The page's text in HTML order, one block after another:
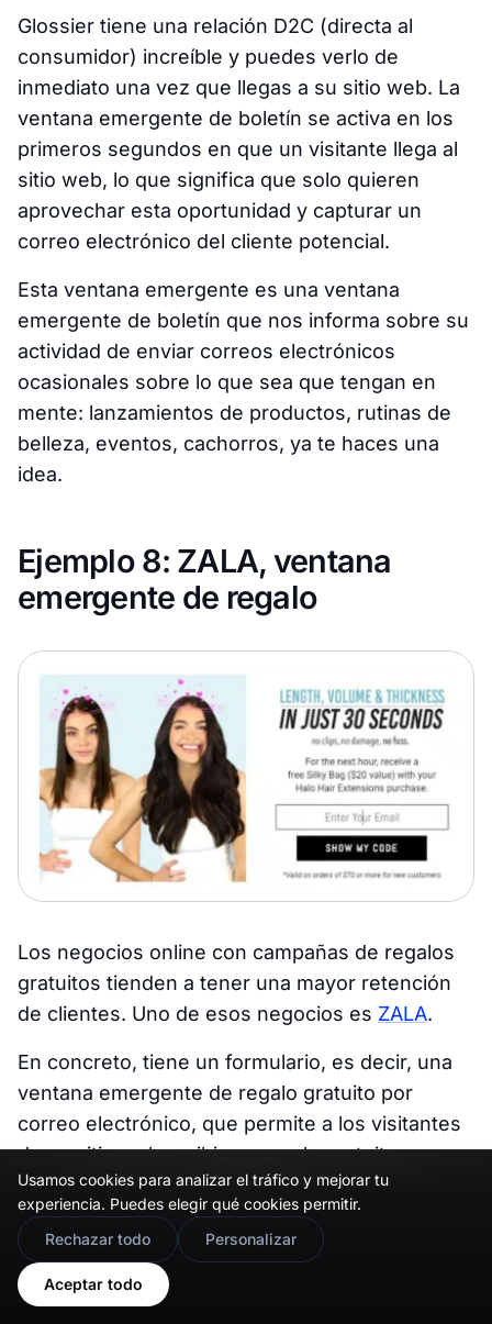
Glossier tiene una relación D2C (directa al
consumidor) increíble y puedes verlo de
inmediato una vez que llegas a su sitio web. La
ventana emergente de boletín se activa en los
primeros segundos en que un visitante llega al
sitio web, lo que significa que solo quieren
aprovechar esta oportunidad y capturar un
correo electrónico del cliente potencial.
Esta ventana emergente es una ventana
emergente de boletín que nos informa sobre su
actividad de enviar correos electrónicos
ocasionales sobre lo que sea que tengan en
mente: lanzamientos de productos, rutinas de
belleza, eventos, cachorros, ya te haces una
idea.
Ejemplo 8: ZALA, ventana
emergente de regalo
Los negocios online con campañas de regalos
gratuitos tienden a tener una mayor retención
de clientes. Uno de esos negocios es ZALA.
En concreto, tiene un formulario, es decir, una
ventana emergente de regalo gratuito por
correo electrónico, que permite a los visitantes
de su sitio web recibir un regalo gratuito
siempre que hagan una determinada compra
dentro de la siguiente hora.
Y fácilmente podrías adoptar una estrategia
similar para tu tienda online.
Usamos cookies para analizar el tráfico y mejorar tu
experiencia. Puedes elegir qué cookies permitir.
Rechazar todo
Personalizar
Aceptar todo
🇬🇧 Would you prefer this site in English?
View in English